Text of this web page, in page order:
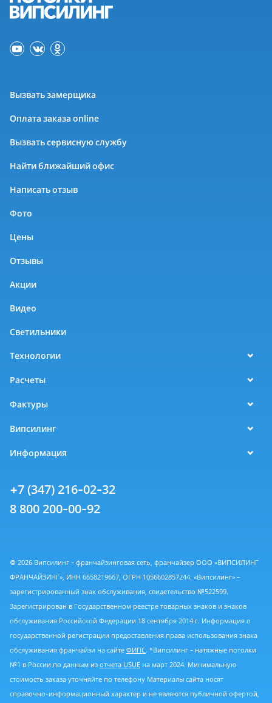
Вызвать замерщика
Оплата заказа online
Вызвать сервисную службу
Найти ближайший офис
Написать отзыв
Фото
Цены
Отзывы
Акции
Видео
Светильники
Технологии
Расчеты
Фактуры
Випсилинг
Информация
+7 (347) 216-02-32
8 800 200-00-92
© 2026 Випсилинг - франчайзинговая сеть, франчайзер ООО «ВИПСИЛИНГ
ФРАНЧАЙЗИНГ», ИНН 6658219667, ОГРН 1056602857244. «Випсилинг» -
зарегистрированный знак обслуживания, свидетельство №522599.
Зарегистрирован в Государственном реестре товарных знаков и знаков
обслуживания Российской Федерации 18 сентября 2014 г. Информация о
государственной регистрации предоставления права использования знака
обслуживания франчайзи на сайте ФИПС. *Випсилинг - натяжные потолки
№1 в России по данным из отчета USUE на март 2024. Минимальную
стоимость заказа уточняйте по телефону Материалы сайта носят
справочно-информационный характер и не являются публичной офертой,